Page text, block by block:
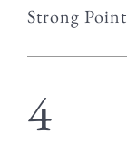
Strong Point
4